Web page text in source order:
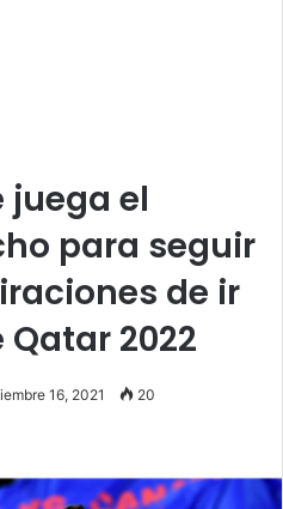
juega el
para seguir
de ir
2022
16, 2021 20